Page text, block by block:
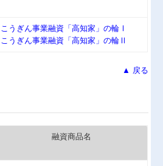
こうぎん事業融資「高知家」の輪Ⅰ
こうぎん事業融資「高知家」の輪Ⅱ
▲ 戻る
融資商品名